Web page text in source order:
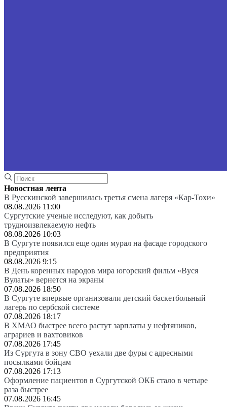
Новостная лента
В Русскинской завершилась третья смена лагеря «Кар-Тохи»
08.08.2026 11:00
Сургутские ученые исследуют, как добыть
трудноизвлекаемую нефть
08.08.2026 10:03
В Сургуте появился еще один мурал на фасаде городского
предприятия
08.08.2026 9:15
В День коренных народов мира югорский фильм «Вуся
Вулаты» вернется на экраны
07.08.2026 18:50
В Сургуте впервые организовали детский баскетбольный
лагерь по сербской системе
07.08.2026 18:17
В ХМАО быстрее всего растут зарплаты у нефтяников,
аграриев и вахтовиков
07.08.2026 17:45
Из Сургута в зону СВО уехали две фуры с адресными
посылками бойцам
07.08.2026 17:13
Оформление пациентов в Сургутской ОКБ стало в четыре
раза быстрее
07.08.2026 16:45